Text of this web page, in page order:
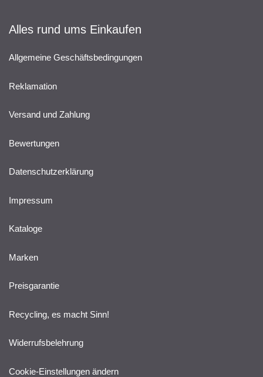
Alles rund ums Einkaufen
Allgemeine Geschäftsbedingungen
Reklamation
Versand und Zahlung
Bewertungen
Datenschutzerklärung
Impressum
Kataloge
Marken
Preisgarantie
Recycling, es macht Sinn!
Widerrufsbelehrung
Cookie-Einstellungen ändern